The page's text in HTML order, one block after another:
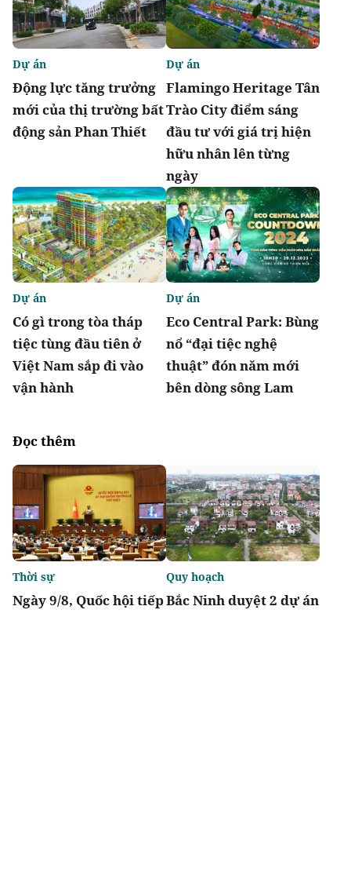
Động lực tăng trưởng
mới của thị trường bất
động sản Phan Thiết
Dự án
Flamingo Heritage Tân
Trào City điểm sáng
đầu tư với giá trị hiện
hữu nhân lên từng
ngày
Dự án
Có gì trong tòa tháp
tiệc tùng đầu tiên ở
Việt Nam sắp đi vào
vận hành
Dự án
Eco Central Park: Bùng
nổ “đại tiệc nghệ
thuật” đón năm mới
bên dòng sông Lam
Dự án
Đọc thêm
Ngày 9/8, Quốc hội tiếp
Thời sự
Bắc Ninh duyệt 2 dự án
Quy hoạch